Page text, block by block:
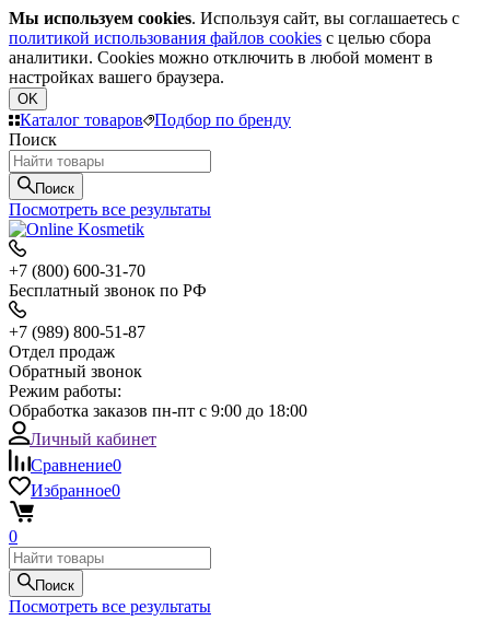
Мы используем cookies. Используя сайт, вы соглашаетесь с
политикой использования файлов cookies с целью сбора
аналитики. Cookies можно отключить в любой момент в
настройках вашего браузера.
OK
Каталог товаров
Подбор по бренду
Поиск
Поиск
Посмотреть все результаты
+7 (800) 600-31-70
Бесплатный звонок по РФ
+7 (989) 800-51-87
Отдел продаж
Обратный звонок
Режим работы:
Обработка заказов пн-пт с 9:00 до 18:00
Личный кабинет
Сравнение0
Избранное0
0
Поиск
Посмотреть все результаты